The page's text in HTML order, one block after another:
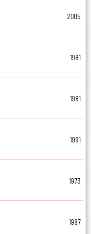
2005
1981
1981
1991
1973
1987